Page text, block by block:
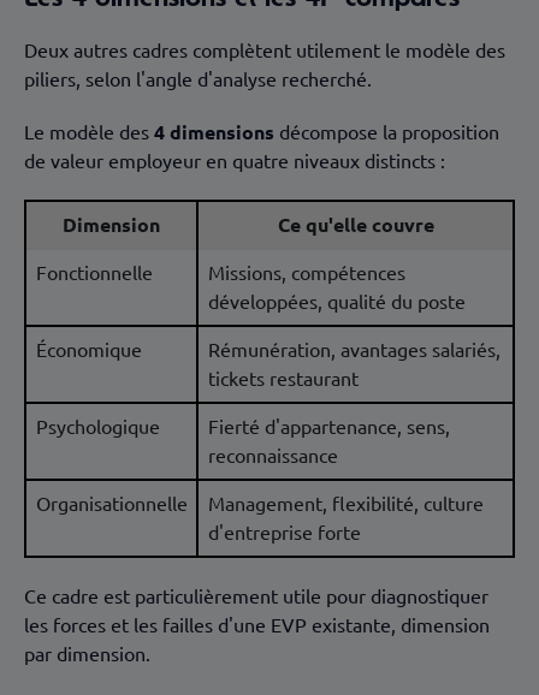
Deux autres cadres complètent utilement le modèle des
piliers, selon l'angle d'analyse recherché.
Le modèle des 4 dimensions décompose la proposition
de valeur employeur en quatre niveaux distincts :
Dimension Ce qu'elle couvre
Fonctionnelle
Missions, compétences
développées, qualité du poste
Économique
Rémunération, avantages salariés,
tickets restaurant
Psychologique
Fierté d'appartenance, sens,
reconnaissance
Organisationnelle
Management, flexibilité, culture
d'entreprise forte
Ce cadre est particulièrement utile pour diagnostiquer
les forces et les failles d'une EVP existante, dimension
par dimension.